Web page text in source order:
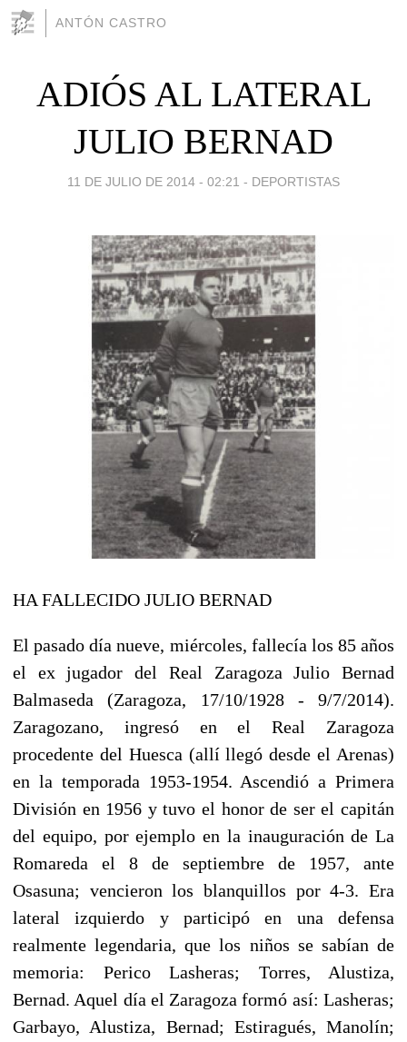
ANTÓN CASTRO
ADIÓS AL LATERAL
JULIO BERNAD
11 DE JULIO DE 2014 - 02:21 - DEPORTISTAS
HA FALLECIDO JULIO BERNAD
El pasado día nueve, miércoles, fallecía los 85 años
el ex jugador del Real Zaragoza Julio Bernad
Balmaseda (Zaragoza, 17/10/1928 - 9/7/2014).
Zaragozano, ingresó en el Real Zaragoza
procedente del Huesca (allí llegó desde el Arenas)
en la temporada 1953-1954. Ascendió a Primera
División en 1956 y tuvo el honor de ser el capitán
del equipo, por ejemplo en la inauguración de La
Romareda el 8 de septiembre de 1957, ante
Osasuna; vencieron los blanquillos por 4-3. Era
lateral izquierdo y participó en una defensa
realmente legendaria, que los niños se sabían de
memoria: Perico Lasheras; Torres, Alustiza,
Bernad. Aquel día el Zaragoza formó así: Lasheras;
Garbayo, Alustiza, Bernad; Estiragués, Manolín;